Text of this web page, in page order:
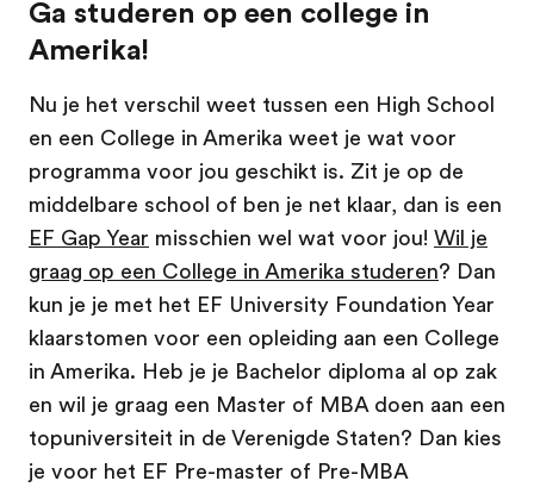
Ga studeren op een college in
Amerika!
Nu je het verschil weet tussen een High School
en een College in Amerika weet je wat voor
programma voor jou geschikt is. Zit je op de
middelbare school of ben je net klaar, dan is een
EF Gap Year misschien wel wat voor jou! Wil je
graag op een College in Amerika studeren? Dan
kun je je met het EF University Foundation Year
klaarstomen voor een opleiding aan een College
in Amerika. Heb je je Bachelor diploma al op zak
en wil je graag een Master of MBA doen aan een
topuniversiteit in de Verenigde Staten? Dan kies
je voor het EF Pre-master of Pre-MBA